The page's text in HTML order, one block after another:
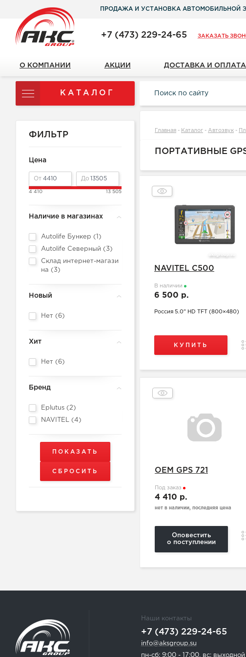
ПРОДАЖА И УСТАНОВКА АВТОМОБИЛЬНОЙ
+7 (473) 229-24-65 ЗАКАЗАТЬ
О КОМПАНИИ АКЦИИ ДОСТАВКА И ОПЛАТА
КАТАЛОГ
ФИЛЬТР
Цена
От До
4 410 13 505
Наличие в магазинах
Autolife Бункер ( )
Autolife Северный ( 3)
Склад интернет-магази
на ( 3)
Новый
Нет (6)
Хит
Нет (6)
Бренд
Eplutus ( 2)
NAVITEL (4)
Главная - Каталог - Автозвук -
ПОРТАТИВНЫЕ
NAVITEL C500
В наличии
6 500 р.
Россия 5.0" HD TFT (800×480)
КУПИТЬ
OEM GPS 721
Под заказ
4 410 р.
нет в наличии, последняя цена
Оповестить
о поступлении
Наши контакты
+7 (473) 229-24-65
info@aksgroup.su
пн-сб: 9:00 - 17:00, вс: выходной